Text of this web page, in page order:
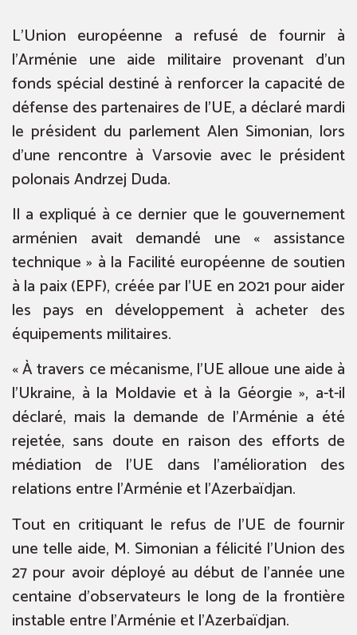
L’Union européenne a refusé de fournir à
l’Arménie une aide militaire provenant d’un
fonds spécial destiné à renforcer la capacité de
défense des partenaires de l’UE, a déclaré mardi
le président du parlement Alen Simonian, lors
d’une rencontre à Varsovie avec le président
polonais Andrzej Duda.
Il a expliqué à ce dernier que le gouvernement
arménien avait demandé une « assistance
technique » à la Facilité européenne de soutien
à la paix (EPF), créée par l’UE en 2021 pour aider
les pays en développement à acheter des
équipements militaires.
« À travers ce mécanisme, l’UE alloue une aide à
l’Ukraine, à la Moldavie et à la Géorgie », a-t-il
déclaré, mais la demande de l’Arménie a été
rejetée, sans doute en raison des efforts de
médiation de l’UE dans l’amélioration des
relations entre l’Arménie et l’Azerbaïdjan.
Tout en critiquant le refus de l’UE de fournir
une telle aide, M. Simonian a félicité l’Union des
27 pour avoir déployé au début de l’année une
centaine d’observateurs le long de la frontière
instable entre l’Arménie et l’Azerbaïdjan.